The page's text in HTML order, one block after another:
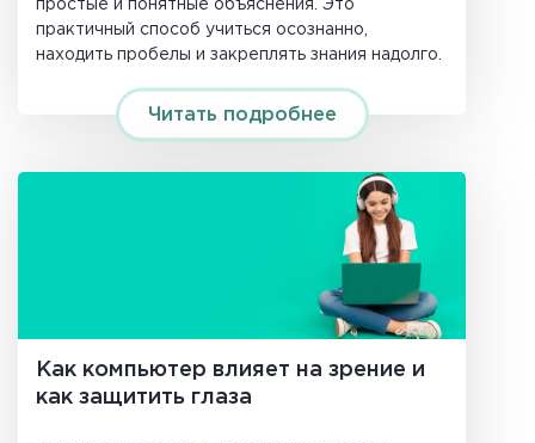
простые и понятные объяснения. Это
практичный способ учиться осознанно,
находить пробелы и закреплять знания надолго.
Читать подробнее
Как компьютер влияет на зрение и
как защитить глаза